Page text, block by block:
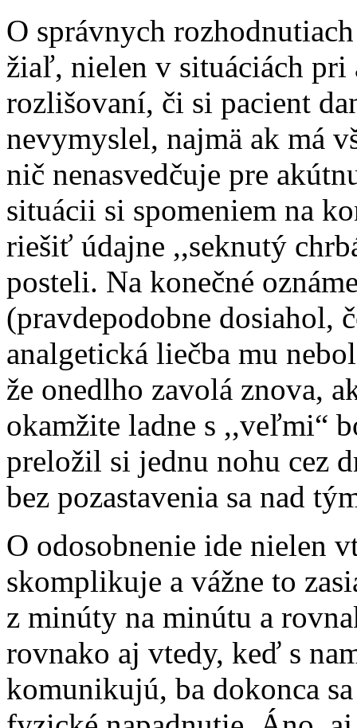
O správnych
žiaľ, nielen v situáciách pri
rozlišovaní, či si pacient
nevymyslel, najmä ak má
nič nenasvedčuje pre
situácii si spomeniem na
riešiť údajne ,,seknutý
posteli. Na konečné
(pravdepodobne dosiahol,
analgetická liečba mu
že onedlho zavolá znova,
okamžite ladne s ,,veľmi“
preložil si jednu nohu cez
bez pozastavenia sa nad
O odosobnenie ide nielen
skomplikuje a vážne to
z minúty na minútu a
rovnako aj vtedy, keď s
komunikujú, ba dokonca